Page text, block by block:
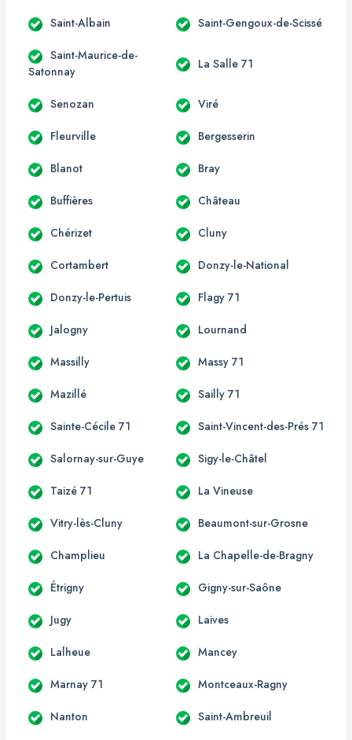
Saint-Albain Saint-Gengoux-de-Scissé
Saint-Maurice-de-
Satonnay
La Salle 71
Senozan Viré
Fleurville Bergesserin
Blanot Bray
Buffières Château
Chérizet Cluny
Cortambert Donzy-le-National
Donzy-le-Pertuis Flagy 71
Jalogny Lournand
Massilly Massy 71
Mazillé Sailly 71
Sainte-Cécile 71 Saint-Vincent-des-Prés 71
Salornay-sur-Guye Sigy-le-Châtel
Taizé 71 La Vineuse
Vitry-lès-Cluny Beaumont-sur-Grosne
Champlieu La Chapelle-de-Bragny
Étrigny Gigny-sur-Saône
Jugy Laives
Lalheue Mancey
Marnay 71 Montceaux-Ragny
Nanton Saint-Ambreuil